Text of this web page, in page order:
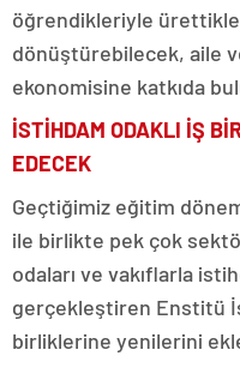
öğrendikleriyle
dönüştürebilecek, aile
ekonomisine katkıda
İSTİHDAM ODAKLI İŞ
EDECEK
Geçtiğimiz eğitim
ile birlikte pek çok
odaları ve vakıflarla
gerçekleştiren Enstitü
birliklerine yenilerini